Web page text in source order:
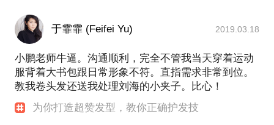
解决苦恼她们很多年的问题。所以新的问题来了，现
在好多顾客开始为工作调动和搬家而苦恼了，因为离
油不是抹在头发上蒸了一遍就算护理。是根据个人不
同的发质，调整营养补给步骤。有的护理其实是从洗
发开始的。烫发，不是为了烫发而烫发。而是每一个
弧度都适合你的面部曲线，以及头型的比例。在我这
里，烫发不会变老。
从业15年有很多忠实粉丝，更多介绍看我个人界面。
教会你，在走出理发店之后，回到家中，换了新发型
以后的每一天，如何持续、有效、聪明地打理你的头
发。
于霏霏 (Feifei Yu) 2019.03.18
小鹏老师牛逼。沟通顺利，完全不管我当天穿着运动
服背着大书包跟日常形象不符。直指需求非常到位。
教我卷头发还送我处理刘海的小夹子。比心！
为你打造超赞发型，教你正确护发技